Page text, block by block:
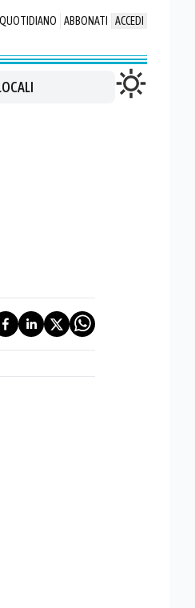
QUOTIDIANO ABBONATI ACCEDI